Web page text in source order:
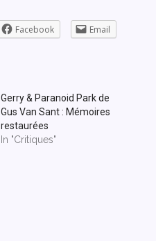
Facebook Email
Gerry & Paranoid Park de
Gus Van Sant : Mémoires
restaurées
In "Critiques"